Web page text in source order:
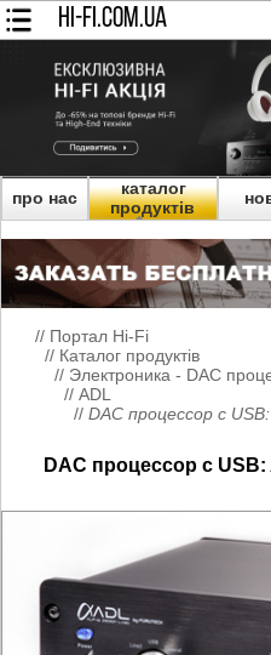
HI-FI.COM.UA
про нас
каталог
продуктів
// Портал Hi-Fi
// Каталог продуктів
// Электроника - DAC
// ADL
// DAC процессор c
DAC процессор c